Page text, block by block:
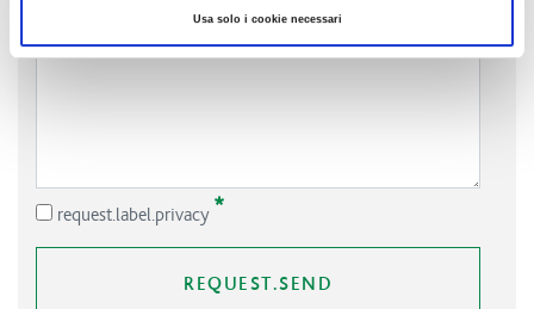
Usa solo i cookie necessari
request.label.privacy
REQUEST.SEND